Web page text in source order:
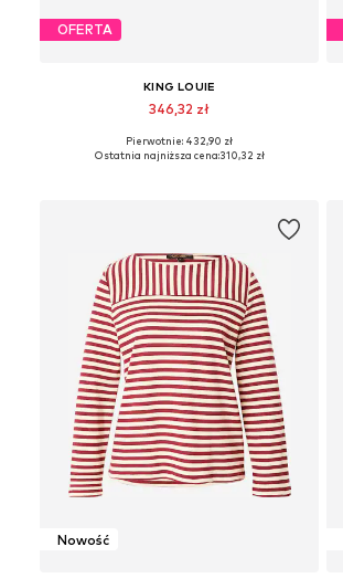
OFERTA
KING LOUIE
346,32 zł
Dostępne w różnych rozmiarach
Pierwotnie: 432,90 zł
Ostatnia najniższa cena:310,32 zł
Nowość